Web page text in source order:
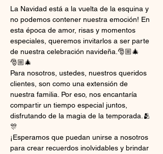
La Navidad está a la vuelta de la esquina y
no podemos contener nuestra emoción! En
esta época de amor, risas y momentos
especiales, queremos invitarlos a ser parte
de nuestra celebración navideña.🎅🏼🎄
🎅🏼🎄
Para nosotros, ustedes, nuestros queridos
clientes, son como una extensión de
nuestra familia. Por eso, nos encantaría
compartir un tiempo especial juntos,
disfrutando de la magia de la temporada.🫂
🎊
¡Esperamos que puedan unirse a nosotros
para crear recuerdos inolvidables y brindar